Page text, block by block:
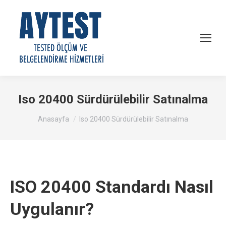
Iso 20400 Sürdürülebilir Satınalma
You are here:
Anasayfa Iso 20400 Sürdürülebilir Satınalma
ISO 20400 Standardı Nasıl
Uygulanır?